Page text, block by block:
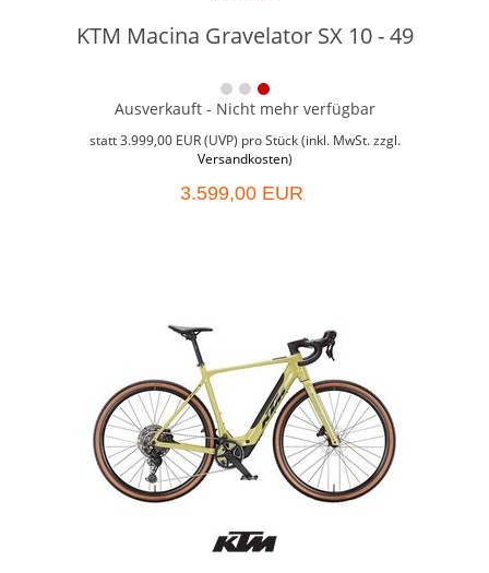
KTM Macina Gravelator SX 10 - 49
Ausverkauft - Nicht mehr verfügbar
statt3.999,00 EUR(UVP) pro Stück (inkl. MwSt. zzgl.
Versandkosten)
3.599,00 EUR